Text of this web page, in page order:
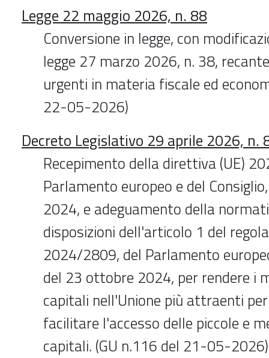
Legge 22 maggio 2026, n. 88
Conversione in legge, con
legge 27 marzo 2026, n. 38,
urgenti in materia fiscale ed
22-05-2026)
Decreto Legislativo 29 aprile 2026, n.
Recepimento della direttiva (UE)
Parlamento europeo e del
2024, e adeguamento della
disposizioni dell'articolo 1 del
2024/2809, del Parlamento
del 23 ottobre 2024, per rendere i
capitali nell'Unione più attraenti
facilitare l'accesso delle piccole e
capitali. (GU n.116 del 21-05-2026)